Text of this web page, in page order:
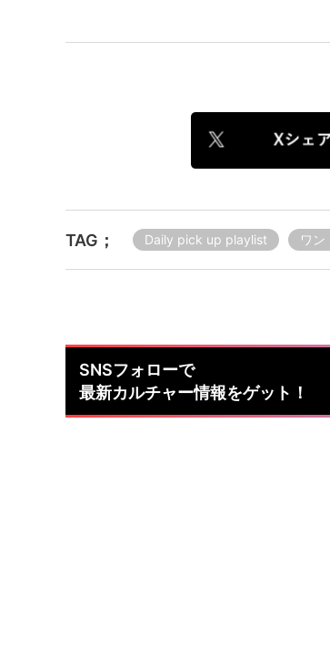
TAG； Daily pick up playlist ワン
SNSフォローで
最新カルチャー情報をゲット！